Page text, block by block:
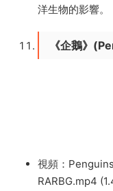
洋生物的影響。
《企鵝》
視頻：
RARBG.mp4